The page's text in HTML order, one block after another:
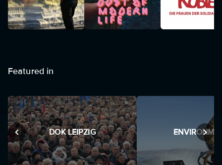
Featured in
DOK LEIPZIG